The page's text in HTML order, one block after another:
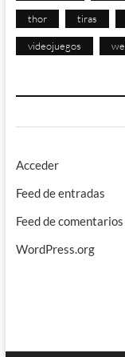
thor tiras
videojuegos
Acceder
Feed de entradas
Feed de comentarios
WordPress.org